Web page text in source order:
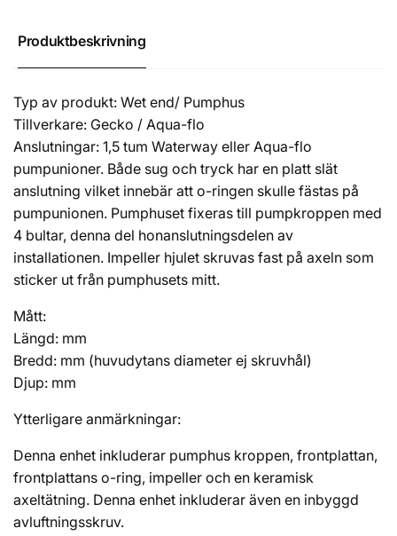
Produktbeskrivning
Typ av produkt: Wet end/ Pumphus
Tillverkare: Gecko / Aqua-flo
Anslutningar: 1,5 tum Waterway eller Aqua-flo
pumpunioner. Både sug och tryck har en platt slät
anslutning vilket innebär att o-ringen skulle fästas på
pumpunionen. Pumphuset fixeras till pumpkroppen med
4 bultar, denna del honanslutningsdelen av
installationen. Impeller hjulet skruvas fast på axeln som
sticker ut från pumphusets mitt.
Mått:
Längd: mm
Bredd: mm (huvudytans diameter ej skruvhål)
Djup: mm
Ytterligare anmärkningar:
Denna enhet inkluderar pumphus kroppen, frontplattan,
frontplattans o-ring, impeller och en keramisk
axeltätning. Denna enhet inkluderar även en inbyggd
avluftningsskruv.